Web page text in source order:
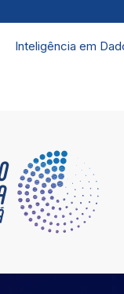
Inteligência em